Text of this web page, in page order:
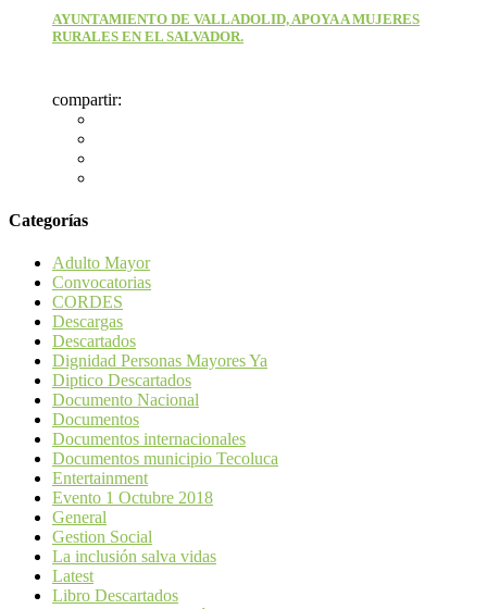
AYUNTAMIENTO DE VALLADOLID, APOYA A MUJERES
RURALES EN EL SALVADOR.
compartir:
Categorías
Adulto Mayor
Convocatorias
CORDES
Descargas
Descartados
Dignidad Personas Mayores Ya
Diptico Descartados
Documento Nacional
Documentos
Documentos internacionales
Documentos municipio Tecoluca
Entertainment
Evento 1 Octubre 2018
General
Gestion Social
La inclusión salva vidas
Latest
Libro Descartados